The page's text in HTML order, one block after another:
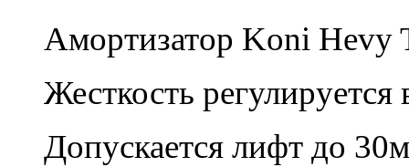
Амортизатор Koni Hevy
Жесткость
Допускается лифт до